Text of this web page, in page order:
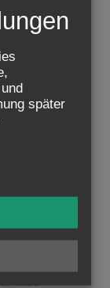
durch den
gibt einen
auf einen
Platz ein!
weiter
eine Ehre
Jesus
erhöht
selber alles
doch
später